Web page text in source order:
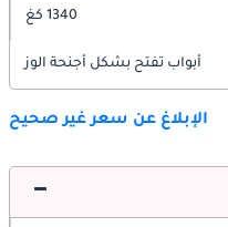
1340 كغ
أبواب تفتح بشكل أجنحة الوز
الإبلاغ عن سعر غير صحيح